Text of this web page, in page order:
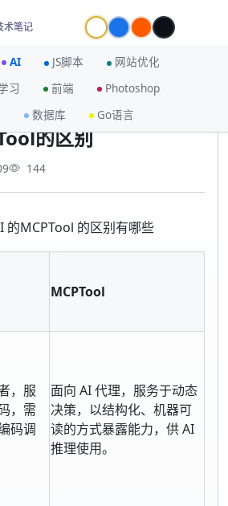
术笔记
AI JS脚本
网站优化
习 前端
Photoshop
数据库 Go语言
Tool的区别
的区别
144
的MCPTool 的区别有哪些
MCPTool
，服
，需
码调
面向 AI 代理，服务于动态
决策，以结构化、机器可
读的方式暴露能力，供 AI
推理使用。